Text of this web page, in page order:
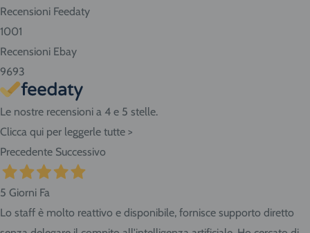
checkout dell'ordine e vieni in Via Giovanni da Udine, 40 -
San Giorgio di Nogaro (UD) 33058.
Recensioni Feedaty
1001
Recensioni Ebay
9693
Le nostre recensioni a 4 e 5 stelle.
Clicca qui per leggerle tutte >
Precedente Successivo
5 Giorni Fa
Lo staff è molto reattivo e disponibile, fornisce supporto diretto